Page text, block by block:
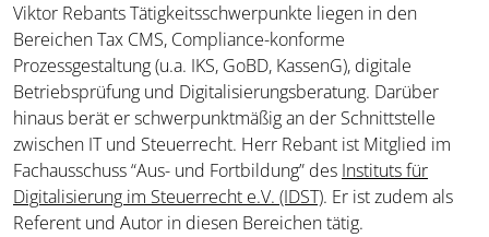
Viktor Rebants Tätigkeitsschwerpunkte liegen in den
Bereichen Tax CMS, Compliance-konforme
Prozessgestaltung (u.a. IKS, GoBD, KassenG), digitale
Betriebsprüfung und Digitalisierungsberatung. Darüber
hinaus berät er schwerpunktmäßig an der Schnittstelle
zwischen IT und Steuerrecht. Herr Rebant ist Mitglied im
Fachausschuss “Aus- und Fortbildung” des Instituts für
Digitalisierung im Steuerrecht e.V. (IDST). Er ist zudem als
Referent und Autor in diesen Bereichen tätig.